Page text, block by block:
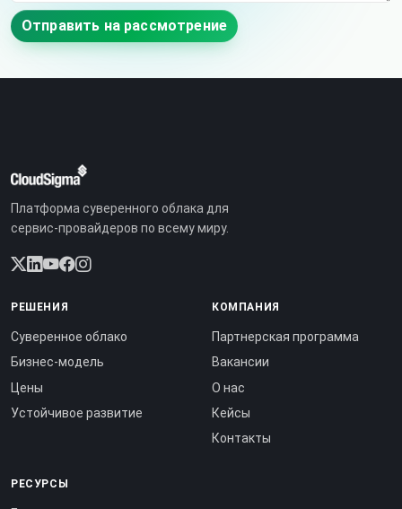
Отправить на рассмотрение
Платформа суверенного облака для
сервис-провайдеров по всему миру.
РЕШЕНИЯ
Суверенное облако
Бизнес-модель
Цены
Устойчивое развитие
КОМПАНИЯ
Партнерская программа
Вакансии
О нас
Кейсы
Контакты
РЕСУРСЫ